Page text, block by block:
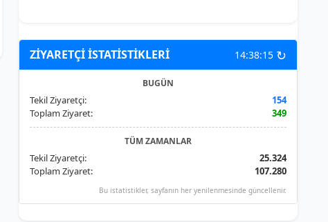
ZİYARETÇİ İSTATİSTİKLERİ 14:38:15 ↻
BUGÜN
Tekil Ziyaretçi:
154
Toplam Ziyaret:
349
TÜM ZAMANLAR
Tekil Ziyaretçi:
25.324
Toplam Ziyaret:
107.280
Bu istatistikler, sayfanın her yenilenmesinde güncellenir.